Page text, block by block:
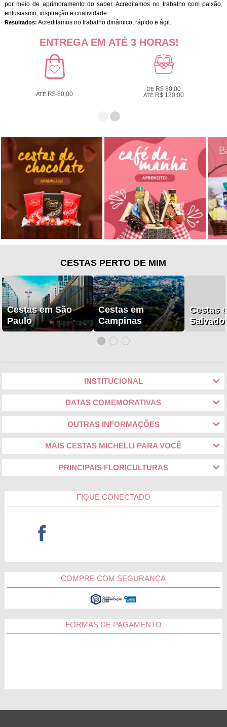
por meio de aprimoramento do saber. Acreditamos no trabalho com paixão,
entusiasmo, inspiração e criatividade.
Resultados: Acreditamos no trabalho dinâmico, rápido e ágil.
ENTREGA EM ATÉ 3 HORAS!
ATÉ R$ 80,00
DER$ 80,00
ATÉR$ 120,00
CESTAS PERTO DE MIM
Cestas em São
Paulo
Cestas em
Campinas
Cestas
INSTITUCIONAL
DATAS COMEMORATIVAS
OUTRAS INFORMAÇÕES
MAIS CESTAS MICHELLI PARA VOCÊ
PRINCIPAIS FLORICULTURAS
FIQUE CONECTADO
COMPRE COM SEGURANÇA
FORMAS DE PAGAMENTO